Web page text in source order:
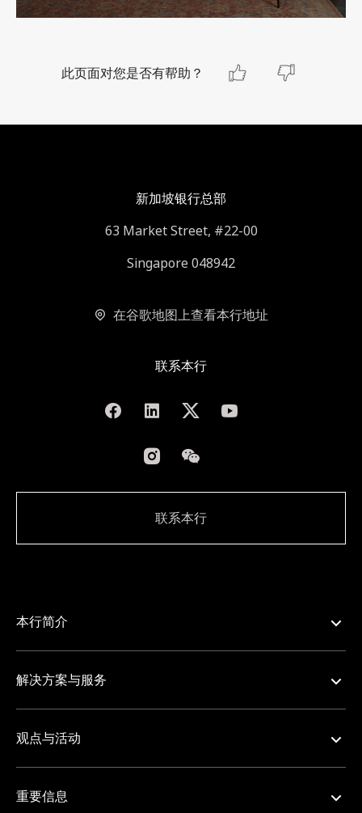
此页面对您是否有帮助？
新加坡银行总部
63 Market Street, #22-00
Singapore 048942
在谷歌地图上查看本行地址
联系本行
联系本行
本行简介
解决方案与服务
观点与活动
重要信息